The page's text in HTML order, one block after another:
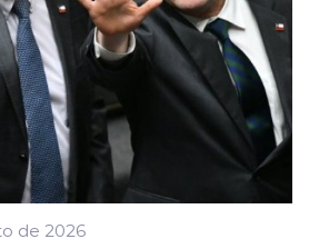
de 2026